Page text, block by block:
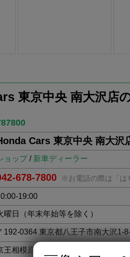
東京中央 南大沢店
Cars 東京中央 南大沢
ョップ/ 新車ディーラー
678-7800 ※お電話の際は「は
19:00
曜日（年末年始等を除く）
192-0364 東京都八王子市南大沢1-
王相模原線 南大沢駅下車 徒歩８分